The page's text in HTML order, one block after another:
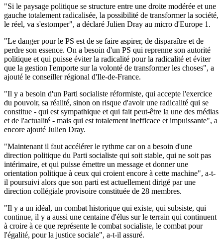
"Si le paysage politique se structure entre une droite modérée et une
gauche totalement radicalisée, la possibilité de transformer la société,
le réel, va s'estomper", a déclaré Julien Dray au micro d'Europe 1.
"Le danger pour le PS est de se faire aspirer, de disparaître et de
perdre son essence. On a besoin d'un PS qui reprenne son autorité
politique et qui puisse éviter la radicalité pour la radicalité et éviter
que la gestion l'emporte sur la volonté de transformer les choses", a
ajouté le conseiller régional d'Ile-de-France.
"Il y a besoin d'un Parti socialiste réformiste, qui accepte l'exercice
du pouvoir, sa réalité, sinon on risque d'avoir une radicalité qui se
constitue - qui est sympathique et qui fait peut-être la une des médias
et de l'actualité - mais qui est totalement inefficace et impuissante", a
encore ajouté Julien Dray.
"Maintenant il faut accélérer le rythme car on a besoin d'une
direction politique du Parti socialiste qui soit stable, qui ne soit pas
intérimaire, et qui puisse émettre un message et donner une
orientation politique à ceux qui croient encore à cette machine", a-t-
il poursuivi alors que son parti est actuellement dirigé par une
direction collégiale provisoire constituée de 28 membres.
"Il y a un idéal, un combat historique qui existe, qui subsiste, qui
continue, il y a aussi une centaine d'élus sur le terrain qui continuent
à croire à ce que représente le combat socialiste, le combat pour
l'égalité, pour la justice sociale", a-t-il assuré.